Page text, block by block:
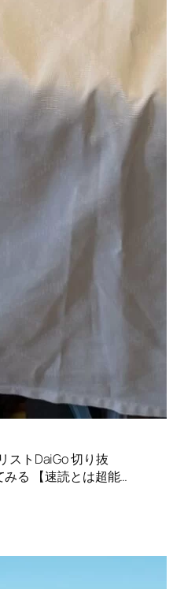
ストDaiGo 切り抜
る 【速読とは超能…